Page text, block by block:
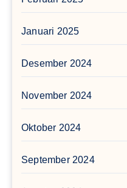
Januari 2025
Desember 2024
November 2024
Oktober 2024
September 2024